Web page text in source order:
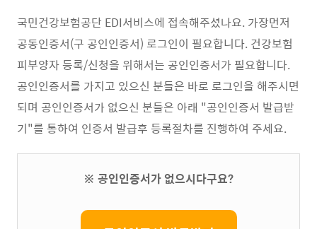
국민건강보험공단 EDI서비스에 접속해주셨나요. 가장먼저
공동인증서(구 공인인증서) 로그인이 필요합니다. 건강보험
피부양자 등록/신청을 위해서는 공인인증서가 필요합니다.
공인인증서를 가지고 있으신 분들은 바로 로그인을 해주시면
되며 공인인증서가 없으신 분들은 아래 "공인인증서 발급받
기"를 통하여 인증서 발급후 등록절차를 진행하여 주세요.
※ 공인인증서가 없으시다구요?